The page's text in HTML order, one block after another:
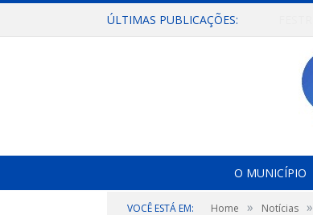
ÚLTIMAS PUBLICAÇÕES:
O MUNICÍPIO
VOCÊ ESTÁ EM: Home » Notícias »